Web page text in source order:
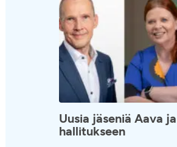
Uusia jäseniä Aava
hallitukseen